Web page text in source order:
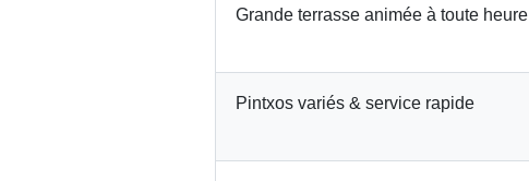
Grande terrasse animée à toute heure
Pintxos variés & service rapide